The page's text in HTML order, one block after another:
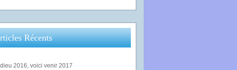
Récents
2016, voici venir 2017